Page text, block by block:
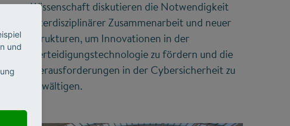
Wissenschaft diskutieren die Notwendigkeit
interdisziplinärer Zusammenarbeit und neuer
Strukturen, um Innovationen in der
Verteidigungstechnologie zu fördern und die
Herausforderungen in der Cybersicherheit zu
bewältigen.
und